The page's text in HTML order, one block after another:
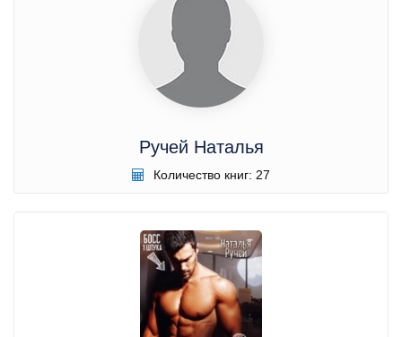
Ручей Наталья
Количество книг: 27